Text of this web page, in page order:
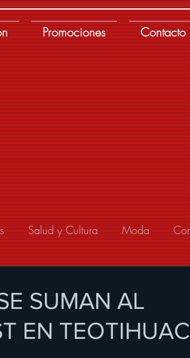
Promociones Contacto
Salud y Cultura Moda
SUMAN AL
EN